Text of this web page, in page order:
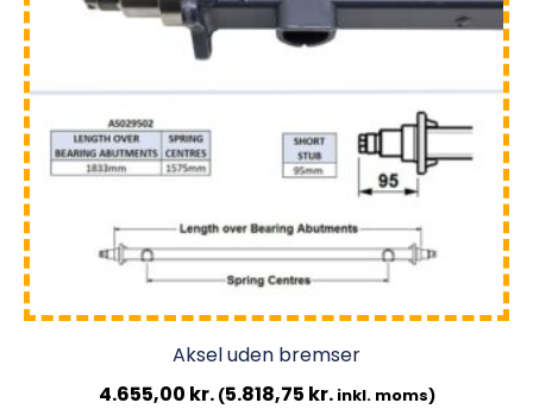
Aksel uden bremser
4.655,00 kr. (5.818,75 kr.inkl. moms)